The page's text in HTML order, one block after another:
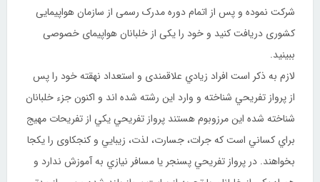
شرکت نموده و پس از اتمام دوره مدرک رسمی از سازمان هواپیمایی
کشوری دریافت کنید و خود را یکی از خلبانان هواپیمای خصوصی
ببینید.
لازم به ذکر است افراد زيادي علاقمندی و استعداد نهقته خود را پس
از پرواز تفريحي شناخته و وارد اين رشته شده اند و اکنون جزء خلبانان
شناخته شده اين مرزوبوم هستند پرواز تفريحي يکي از تفريحات مهيج
براي کساني است که جرات، جسارت، لذت، زيبايي و کنجکاوی را يکجا
بخواهند. در پرواز تفريحي پسنجر يا مسافر نيازي به آموزش ندارد و